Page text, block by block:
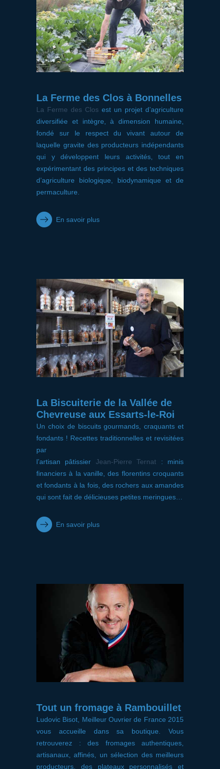
La Ferme des Clos à Bonnelles
La Ferme des Clos est un projet d’agriculture
diversifiée et intègre, à dimension humaine,
fondé sur le respect du vivant autour de
laquelle gravite des producteurs indépendants
qui y développent leurs activités, tout en
expérimentant des principes et des techniques
d’agriculture biologique, biodynamique et de
permaculture.
En savoir plus
La Biscuiterie de la Vallée de
Chevreuse aux Essarts-le-Roi
Un choix de biscuits gourmands, craquants et
fondants ! Recettes traditionnelles et revisitées
par
l’artisan pâtissier Jean-Pierre Ternat : minis
financiers à la vanille, des florentins croquants
et fondants à la fois, des rochers aux amandes
qui sont fait de délicieuses petites meringues…
En savoir plus
Tout un fromage à Rambouillet
Ludovic Bisot, Meilleur Ouvrier de France 2015
vous accueille dans sa boutique. Vous
retrouverez : des fromages authentiques,
artisanaux, affinés, un sélection des meilleurs
producteurs, des plateaux personnalisés et